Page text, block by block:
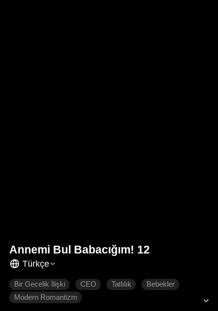
Annemi Bul Babacığım! 12
Türkçe
Bir Gecelik İlişki CEO Tatlılık
Bebekler
Modern Romantizm